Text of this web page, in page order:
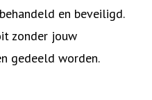
en beveiligd.
zonder jouw
gedeeld worden.